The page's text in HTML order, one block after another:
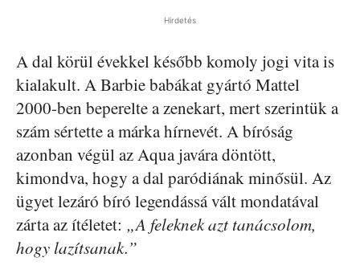
Hirdetés
A dal körül évekkel később komoly jogi vita is
kialakult. A Barbie babákat gyártó Mattel
2000-ben beperelte a zenekart, mert szerintük a
szám sértette a márka hírnevét. A bíróság
azonban végül az Aqua javára döntött,
kimondva, hogy a dal paródiának minősül. Az
ügyet lezáró bíró legendássá vált mondatával
zárta az ítéletet: „A feleknek azt tanácsolom,
hogy lazítsanak.”